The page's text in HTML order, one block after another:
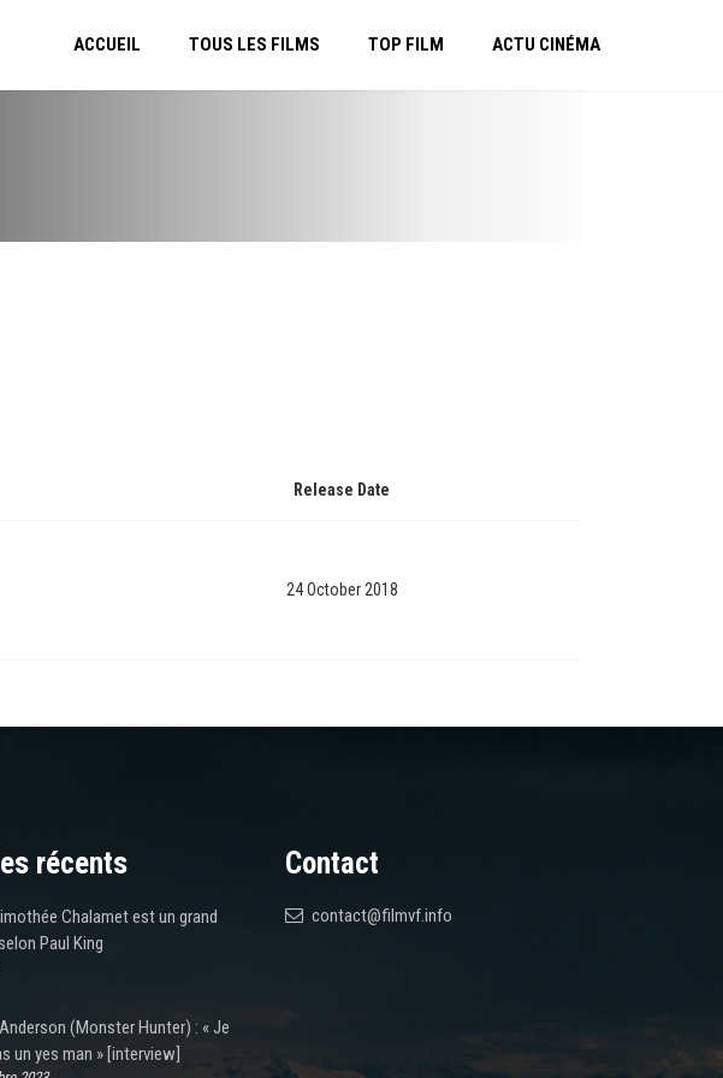
ACCUEIL TOUS LES FILMS TOP FILM ACTU CINÉMA
Release Date
24 October 2018
récents
Chalamet est un grand
Paul King
(Monster Hunter) : « Je
un yes man » [interview]
Contact
contact@filmvf.info